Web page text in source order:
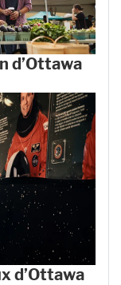
d’Ottawa
d’Ottawa